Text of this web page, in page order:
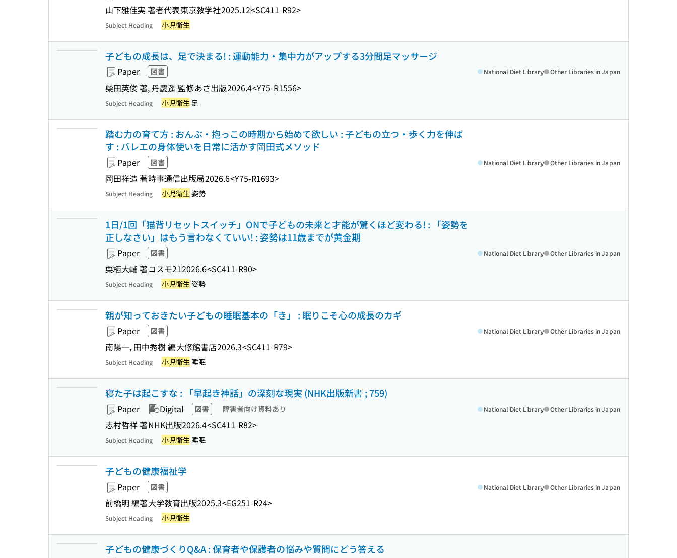
山下雅佳実 著者代表東京教学社2025.12<SC411-R92>
Subject Heading 小児衛生
子どもの成長は、足で決まる! : 運動能力・集中力がアップする3分間足マッサージ
Paper 図書
柴田英俊 著, 丹慶遥 監修あさ出版2026.4<Y75-R1556>
National Diet Library Other Libraries in Japan
Subject Heading 小児衛生 足
踏む力の育て方 : おんぶ・抱っこの時期から始めて欲しい : 子どもの立つ・歩く力を伸ば
す : バレエの身体使いを日常に活かす岡田式メソッド
Paper 図書
岡田祥造 著時事通信出版局2026.6<Y75-R1693>
National Diet Library Other Libraries in Japan
Subject Heading 小児衛生姿勢
1日/1回「猫背リセットスイッチ」ONで子どもの未来と才能が驚くほど変わる! : 「姿勢を
正しなさい」はもう言わなくていい! : 姿勢は11歳までが黄金期
Paper 図書
栗栖大輔 著コスモ212026.6<SC411-R90>
National Diet Library Other Libraries in Japan
Subject Heading 小児衛生姿勢
親が知っておきたい子どもの睡眠基本の「き」 : 眠りこそ心の成長のカギ
Paper 図書
南陽一, 田中秀樹 編大修館書店2026.3<SC411-R79>
National Diet Library Other Libraries in Japan
Subject Heading 小児衛生 睡眠
寝た子は起こすな : 「早起き神話」の深刻な現実 (NHK出版新書 ; 759)
Paper Digital 図書 障害者向け資料あり
志村哲祥 著NHK出版2026.4<SC411-R82>
National Diet Library Other Libraries in Japan
Subject Heading 小児衛生 睡眠
子どもの健康福祉学
Paper 図書
前橋明 編著大学教育出版2025.3<EG251-R24>
National Diet Library Other Libraries in Japan
Subject Heading 小児衛生
子どもの健康づくりQ&A : 保育者や保護者の悩みや質問にどう答える